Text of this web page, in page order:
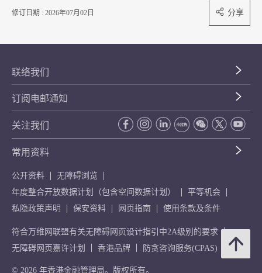
修订日期 : 2026年07月02日 分享
联络我们
订阅电邮通知
关注我们
常用资料
公开资料
无障碍浏览
年度整合开放数据计划（包含空间数据计划）
平等机会
私隐政策声明
保安资料 网页指南 使用条款及条件
符合万维网联盟有关无障碍网页设计指引中2A级别的要求
无障碍网页嘉许计划
香港品牌 防贪咨询服务(CPAS)
© 2026 年香港金融管理局。版权所有。